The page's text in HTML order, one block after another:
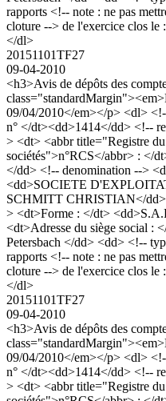
rapports <!-- note : ne pas
cloture --> de l'exercice clos
</dl>
20151101TF27
09-04-2010
<h3>Avis de dépôts des
09/04/2010</em></p> <dl>
n° </dt><dd>1414</dd> <!--
> <dt> <abbr title="Registre du
sociétés">n°RCS</abbr> : </
</dd> <!-- denomination -->
<dd>SOCIETE
SCHMITT CHRISTIAN</
> <dt>Forme : </dt>
<dt>Adresse du siège social :
Petersbach </dd> <dd> <!--
rapports <!-- note : ne pas
cloture --> de l'exercice clos
</dl>
20151101TF27
09-04-2010
<h3>Avis de dépôts des
09/04/2010</em></p> <dl>
n° </dt><dd>1414</dd> <!--
> <dt> <abbr title="Registre du